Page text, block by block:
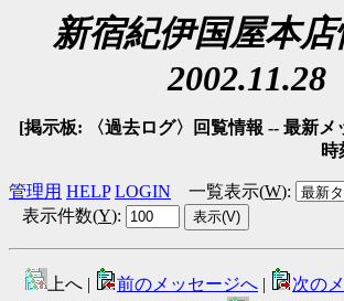
新宿紀伊国屋本店
2002.11.28
[掲示板: 〈過去ログ〉回覧情報 -- 最新メ
時
管理用 HELP LOGIN 一覧表示(W):
表示件数(Y):
上へ | 前のメッセージへ | 次の